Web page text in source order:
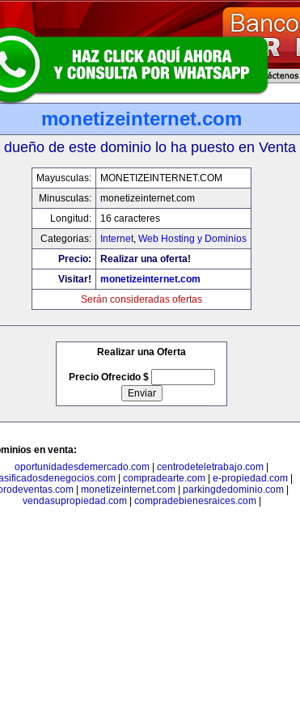
monetizeinternet.com
dueño de este dominio lo ha puesto en Venta
Mayusculas:
MONETIZEINTERNET.COM
Minusculas:
monetizeinternet.com
Longitud:
16 caracteres
Categorias:
Internet, Web Hosting y Dominios
Precio:
Realizar una oferta!
Visitar!
monetizeinternet.com
Serán consideradas ofertas
Realizar una Oferta
Precio Ofrecido $
en venta:
oportunidadesdemercado.com
centrodeteletrabajo.com
| compradearte.com| e-propiedad.com|
| monetizeinternet.com| parkingdedominio.com|
vendasupropiedad.com| compradebienesraices.com|